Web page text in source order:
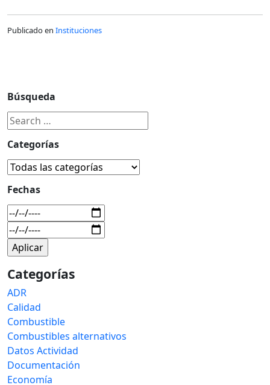
Publicado en Instituciones
Búsqueda
Categorías
Fechas
Categorías
ADR
Calidad
Combustible
Combustibles alternativos
Datos Actividad
Documentación
Economía